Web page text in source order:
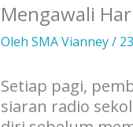
Mengawali
Oleh SMA Vianney/
Setiap pagi,
siaran radio